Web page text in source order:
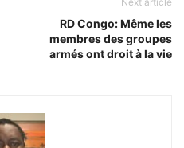
RD Congo: Même les
membres des groupes
armés ont droit à la vie